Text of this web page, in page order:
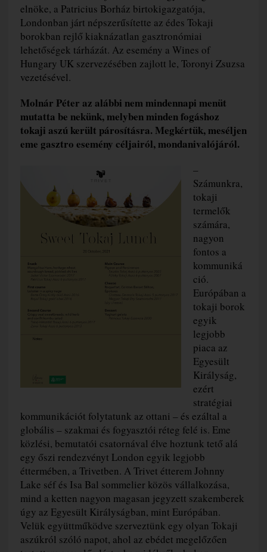
elnöke, a Patricius Borház birtokigazgatója,
Londonban járt népszerűsítette az édes Tokaji
borokban rejlő kiaknázatlan gasztronómiai
lehetőségek tárházát. Az esemény a Wines of
Hungary UK szervezésében zajlott le, Toronyi Zsuzsa
vezetésével.
Molnár Péter az alábbi nem mindennapi menüt
mutatta be nekünk, melyben minden fogáshoz
tokaji aszú került párosításra. Megkértük, meséljen
eme gasztro esemény céljairól, mondanivalójáról.
–
Számunkra,
tokaji
termelők
számára,
nagyon
fontos a
kommuniká
ció.
Európában a
tokaji borok
egyik
legjobb
piaca az
Egyesült
Királyság,
ezért
stratégiai
kommunikációt folytatunk az ottani – és ezáltal a
globális – szakmai és fogyasztói réteg felé is. Eme
közlési, bemutatói csatornával élve hoztunk tető alá
egy őszi rendezvényt London egyik legjobb
éttermében, a Trivetben. A Trivet étterem Johnny
Lake séf és Isa Bal sommelier közös vállalkozása,
mind a ketten nagyon magasan jegyzett szakemberek
úgy az Egyesült Királyságban, mint Európában.
Velük együttműködve szerveztünk egy olyan Tokaji
aszúkról szóló napot, ahol az ebédet megelőzően